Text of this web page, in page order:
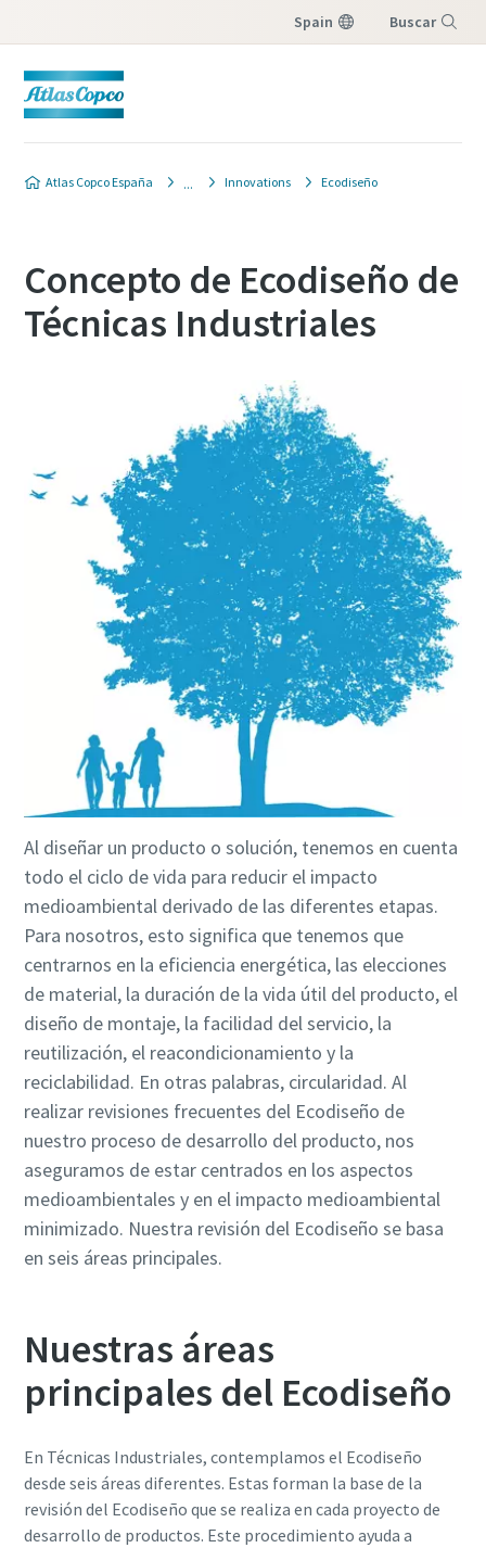
Spain Buscar
Atlas Copco España Innovations Ecodiseño
Ver todas nuestras industrias
Ver todo
¿Ha llegado el momento de calibrar?
Asegure su calidad y reduzca los defectos mediante la
calibración de herramientas y la calibración acreditada de
garantía de calidad.​
Calibre ahora sus herramientas correctamente.
Momentum Talks
Descubra las charlas inspiradoras y atractivas de Atlas
Copco
Documentación y recursos
Concepto de Ecodiseño de
Técnicas Industriales
Al diseñar un producto o solución, tenemos en cuenta
todo el ciclo de vida para reducir el impacto
medioambiental derivado de las diferentes etapas.
Para nosotros, esto significa que tenemos que
centrarnos en la eficiencia energética, las elecciones
de material, la duración de la vida útil del producto, el
diseño de montaje, la facilidad del servicio, la
reutilización, el reacondicionamiento y la
reciclabilidad. En otras palabras, circularidad. Al
realizar revisiones frecuentes del Ecodiseño de
nuestro proceso de desarrollo del producto, nos
aseguramos de estar centrados en los aspectos
medioambientales y en el impacto medioambiental
minimizado. Nuestra revisión del Ecodiseño se basa
en seis áreas principales.
Nuestras áreas
principales del Ecodiseño
En Técnicas Industriales, contemplamos el Ecodiseño
desde seis áreas diferentes. Estas forman la base de la
revisión del Ecodiseño que se realiza en cada proyecto de
desarrollo de productos. Este procedimiento ayuda a